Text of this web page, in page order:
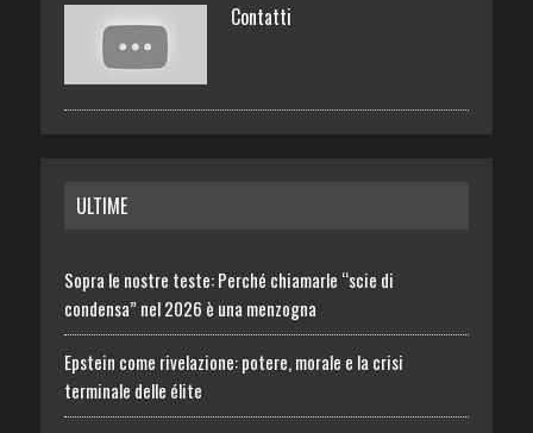
Contatti
ULTIME
Sopra le nostre teste: Perché chiamarle “scie di
condensa” nel 2026 è una menzogna
Epstein come rivelazione: potere, morale e la crisi
terminale delle élite